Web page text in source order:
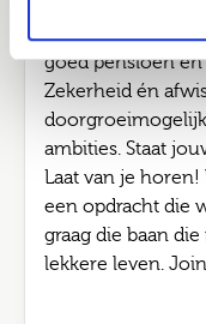
Joinuz in dienst
goed pensioen
Zekerheid én
ambities. Staat
Laat van je
een opdracht die
graag die baan
lekkere leven.